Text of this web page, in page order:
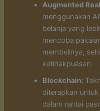
Augmented
menggunakan
belanja yang
mencoba
membelinya,
ketidakpuasan.
Blockchain:
diterapkan
dalam rantai